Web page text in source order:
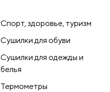
Спорт, здоровье, туризм
Сушилки для обуви
Сушилки для одежды и
белья
Термометры